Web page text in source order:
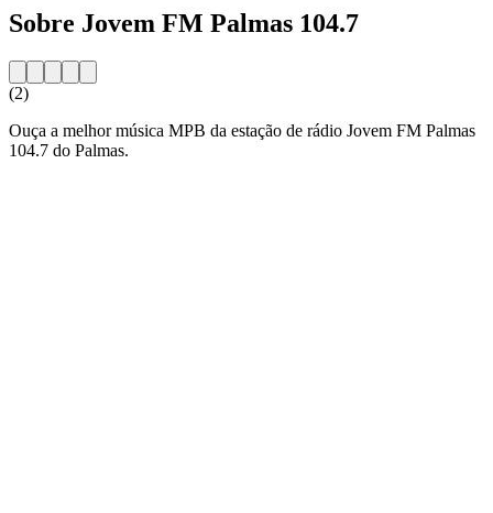
Sobre Jovem FM Palmas 104.7
(2)
Ouça a melhor música MPB da estação de rádio Jovem FM Palmas
104.7 do Palmas.